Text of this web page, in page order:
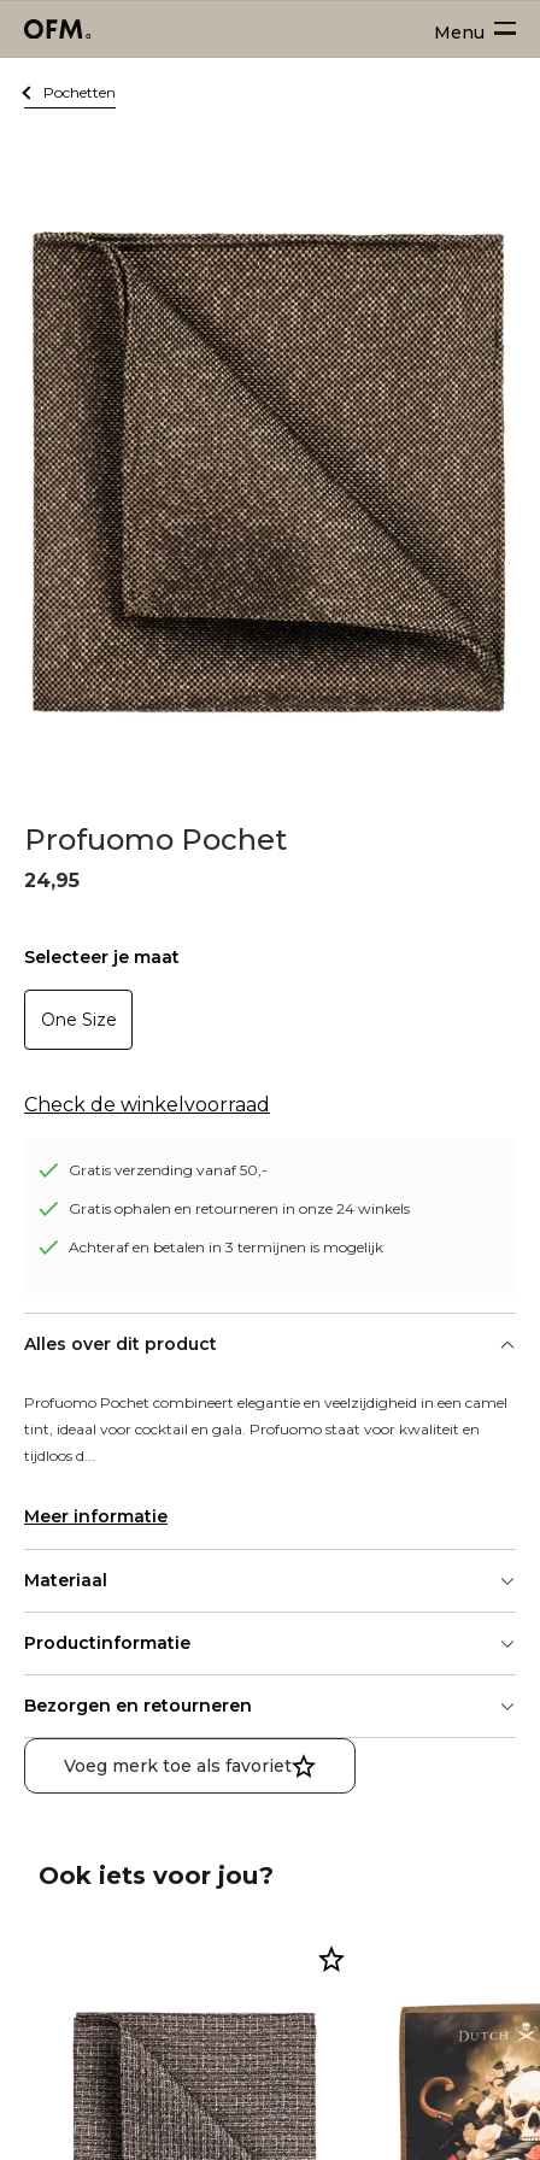
Menu
Pochetten
Profuomo Pochet
24,95
Selecteer je maat
One Size
Check de winkelvoorraad
Gratis verzending vanaf 50,-
Gratis ophalen en retourneren in onze 24 winkels
Achteraf en betalen in 3 termijnen is mogelijk
Alles over dit product
Profuomo Pochet combineert elegantie en veelzijdigheid in een camel
tint, ideaal voor cocktail en gala. Profuomo staat voor kwaliteit en
tijdloos d...
Meer informatie
Materiaal
Productinformatie
Bezorgen en retourneren
Voeg merk toe als favoriet
Ook iets voor jou?